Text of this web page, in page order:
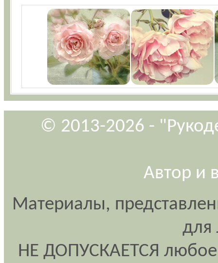
© 2013-2026 -
Автор и
Материалы,
для
НЕ ДОПУСКАЕТСЯ любое